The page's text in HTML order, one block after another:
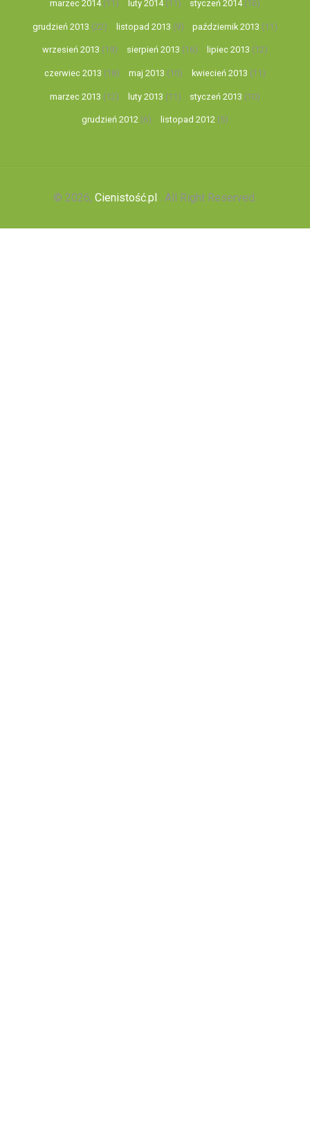
marzec 2014(11) luty 2014(11) styczeń 2014(16)
grudzień 2013 (22) listopad 2013 (9) październik 2013 (11)
wrzesień 2013 (19) sierpień 2013 (16) lipiec 2013 (12)
czerwiec 2013 (18) maj 2013 (10) kwiecień 2013 (11)
marzec 2013 (12) luty 2013 (11) styczeń 2013 (10)
grudzień 2012 (6) listopad 2012(5)
© 2026, Cienistość.pl . All Right Reserved.